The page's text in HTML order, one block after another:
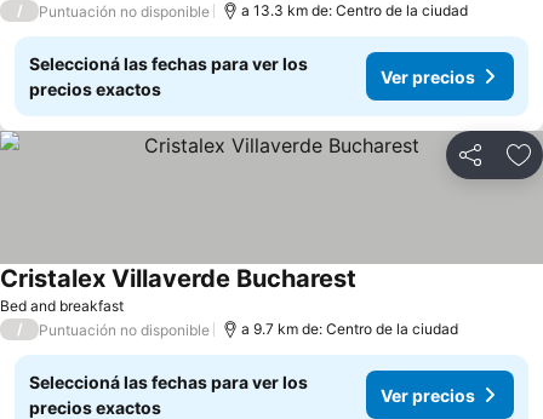
/ Puntuación no disponible a 13.3 km de: Centro de la ciudad
Seleccioná las fechas para ver los
precios exactos
Ver precios
Compartir
Bed and breakfast
Cristalex Villaverde Bucharest
/ Puntuación no disponible a 9.7 km de: Centro de la ciudad
Seleccioná las fechas para ver los
precios exactos
Ver precios